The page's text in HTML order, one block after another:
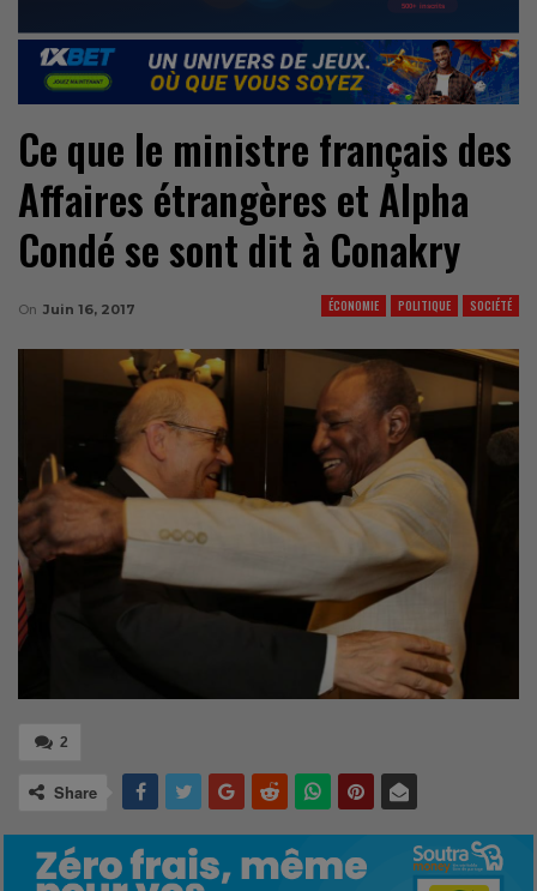
Ce que le ministre français des
Affaires étrangères et Alpha
Condé se sont dit à Conakry
ÉCONOMIE POLITIQUE SOCIÉTÉ
On Juin 16, 2017
2
Share